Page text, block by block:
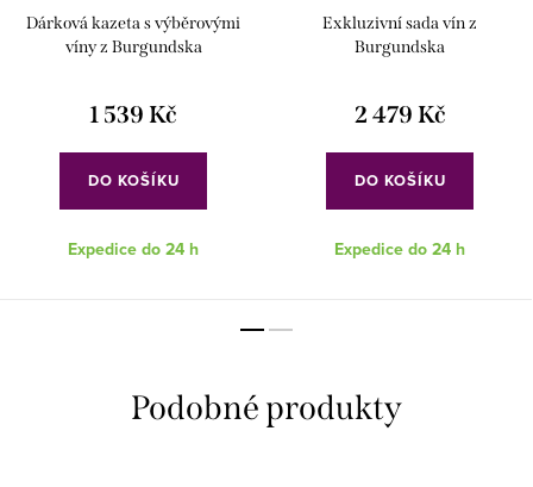
Dárková kazeta s výběrovými
víny z Burgundska
1 539 Kč
DO KOŠÍKU
Expedice do 24 h
Exkluzivní sada vín z
Burgundska
2 479 Kč
DO KOŠÍKU
Expedice do 24 h